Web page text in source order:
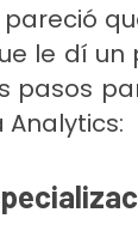
le dí
pasos